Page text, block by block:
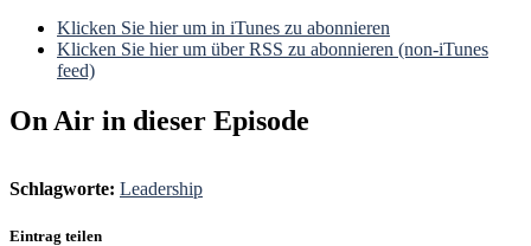
Klicken Sie hier um in iTunes zu abonnieren
Klicken Sie hier um über RSS zu abonnieren (non-iTunes
feed)
On Air in dieser Episode
Schlagworte: Leadership
Eintrag teilen